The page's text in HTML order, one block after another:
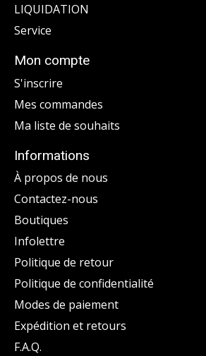
LIQUIDATION
Service
Mon compte
S'inscrire
Mes commandes
Ma liste de souhaits
Informations
À propos de nous
Contactez-nous
Boutiques
Infolettre
Politique de retour
Politique de confidentialité
Modes de paiement
Expédition et retours
F.A.Q.